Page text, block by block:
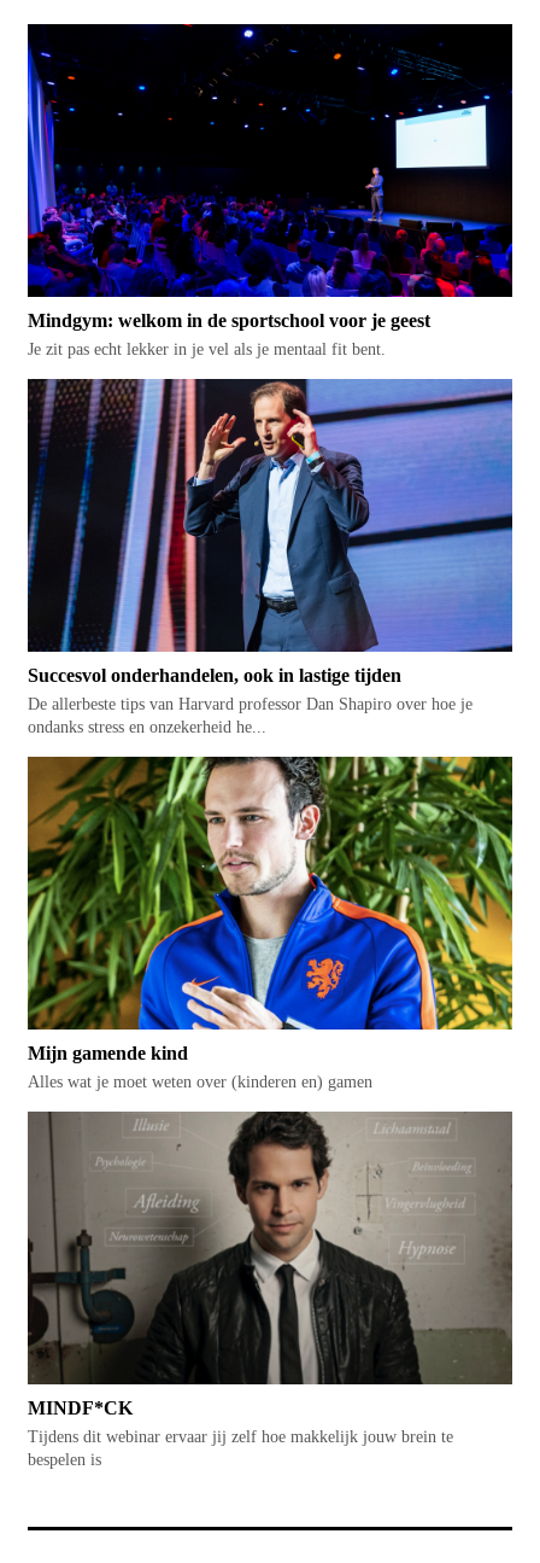
Mindgym: welkom in de sportschool voor je geest
Je zit pas echt lekker in je vel als je mentaal fit bent.
Succesvol onderhandelen, ook in lastige tijden
De allerbeste tips van Harvard professor Dan Shapiro over hoe je
ondanks stress en onzekerheid he...
Mijn gamende kind
Alles wat je moet weten over (kinderen en) gamen
MINDF*CK
Tijdens dit webinar ervaar jij zelf hoe makkelijk jouw brein te
bespelen is